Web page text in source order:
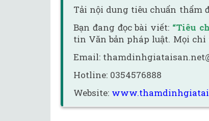
Tải nội dung tiêu chuẩn thẩm
Bạn đang đọc bài viết: “Tiêu
tin Văn bản pháp luật. Mọi
Email:
Hotline: 0354576888
Website: